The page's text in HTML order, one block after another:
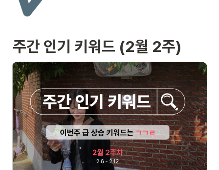
주간 인기 키워드 (2월 2주)